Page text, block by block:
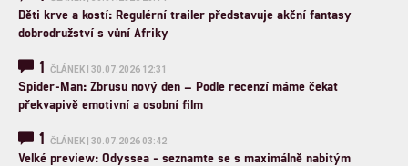
Děti krve a kostí: Regulérní trailer představuje akční fantasy
dobrodružství s vůní Afriky
1 ČLÁNEK | 30.07.2026 12:31
Spider-Man: Zbrusu nový den – Podle recenzí máme čekat
překvapivě emotivní a osobní film
1 ČLÁNEK | 30.07.2026 03:42
Velké preview: Odyssea - seznamte se s maximálně nabitým